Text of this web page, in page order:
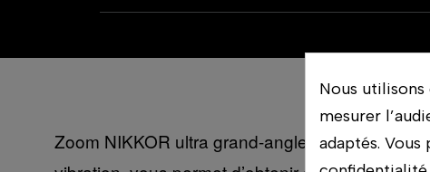
Zoom NIKKOR ultra grand-angle, conçu pour
Nous
mesurer
adaptés.